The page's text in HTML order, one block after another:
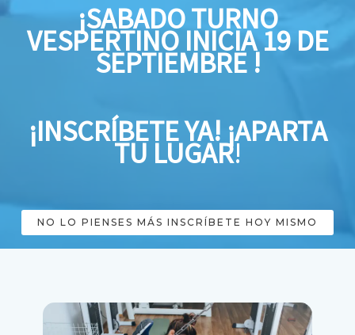
¡SABADO TURNO
VESPERTINO INICIA 19 DE
SEPTIEMBRE !
¡INSCRÍBETE YA! ¡APARTA
TU LUGAR!
NO LO PIENSES MÁS INSCRÍBETE HOY MISMO